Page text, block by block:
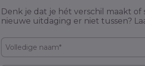
Denk je dat je hét verschil maakt of
nieuwe uitdaging er niet tussen?